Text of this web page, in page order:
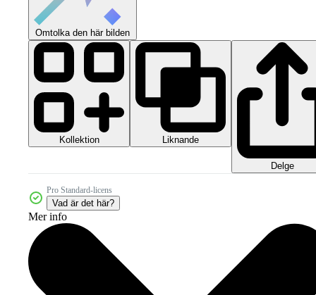
Omtolka den här bilden
Kollektion Liknande
Delge
Pro Standard-licens
Vad är det här?
Mer info